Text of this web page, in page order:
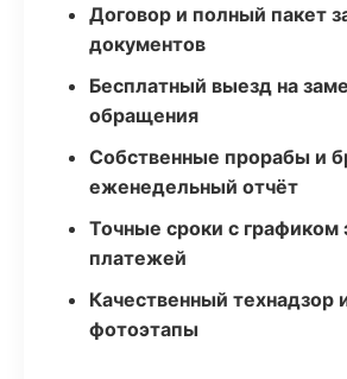
Договор и полный пакет
документов
Бесплатный выезд на
обращения
Собственные прорабы и
еженедельный отчёт
Точные сроки с графиком
платежей
Качественный технадзор
фотоэтапы